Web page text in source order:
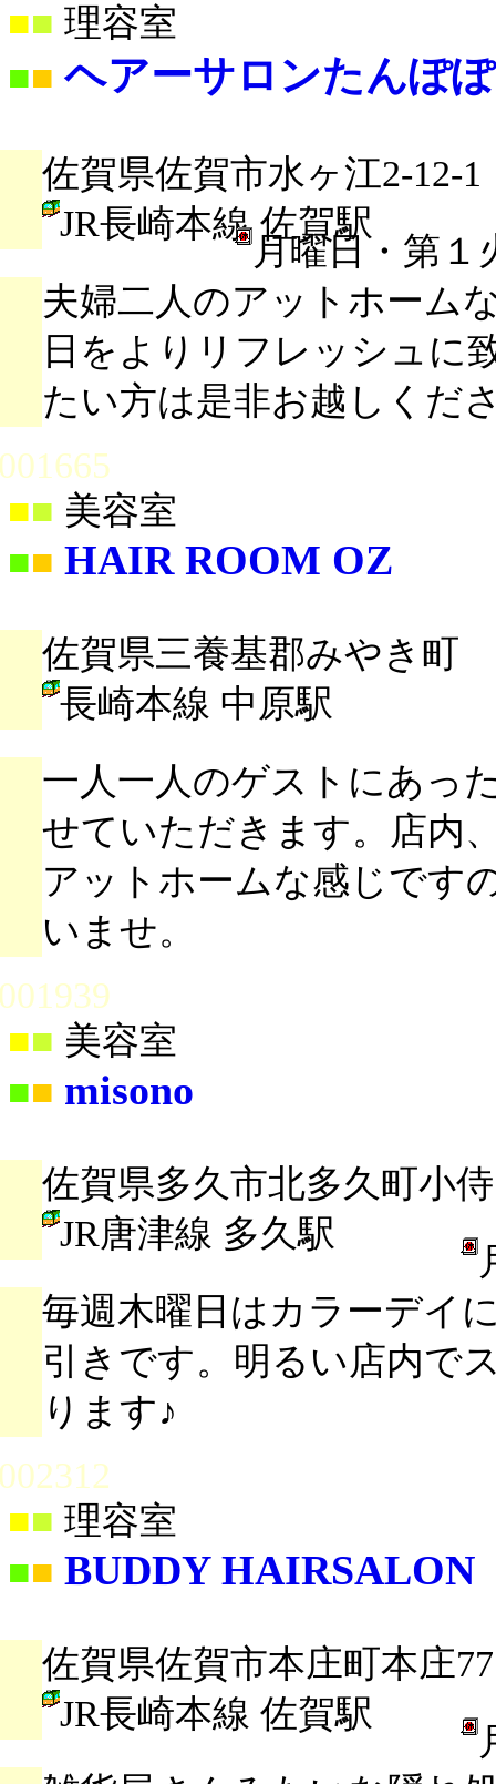
■ 理容室
■■ ヘアーサロンたんぽぽ
佐賀県佐賀市水ヶ江2-12-1
JR長崎本線 佐賀駅
月曜日・第１
夫婦二人のアットホーム
日をよりリフレッシュに
たい方は是非お越しくだ
■ 美容室
■■ HAIR ROOM OZ
佐賀県三養基郡みやき町
長崎本線 中原駅
一人一人のゲストにあっ
せていただきます。店内
アットホームな感じです
いませ。
■ 美容室
■■ misono
佐賀県多久市北多久町小侍
JR唐津線 多久駅
毎週木曜日はカラーデイ
引きです。明るい店内で
ります♪
■ 理容室
■■ BUDDY HAIRSALON
佐賀県佐賀市本庄町本庄
JR長崎本線 佐賀駅